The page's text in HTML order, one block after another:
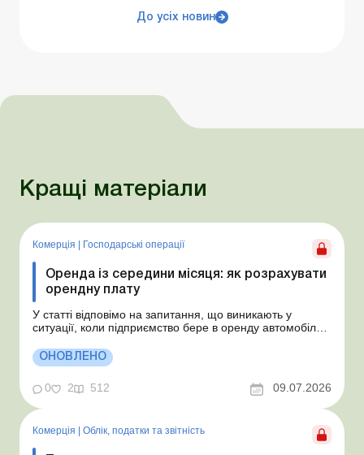
До усіх новин
Кращі матеріали
Комерція Господарські операції
Оренда із середини місяця: як розрахувати
орендну плату
У статті відповімо на запитання, що виникають у
ситуації, коли підприємство бере в оренду автомобіль у
місяця. Підприємство орендує у фізособи автомобіль з
15.07.2026. Згідно з умовами договору орендна плата
становить 4 000 грн на місяць. Виникла...
ОНОВЛЕНО
0 2 512 09.07.2026
Комерція | Облік, податки та звiтнiсть